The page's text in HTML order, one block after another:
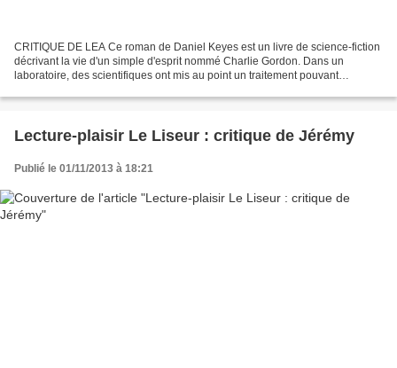
CRITIQUE DE LEA Ce roman de Daniel Keyes est un livre de science-fiction
décrivant la vie d'un simple d'esprit nommé Charlie Gordon. Dans un
laboratoire, des scientifiques ont mis au point un traitement pouvant
Lecture-plaisir Le Liseur : critique de Jérémy
Publié le 01/11/2013 à 18:21